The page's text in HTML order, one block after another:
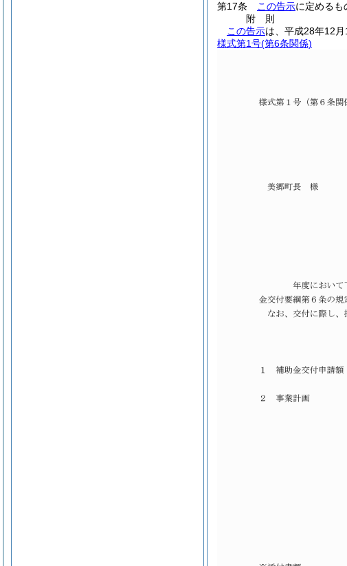
第17条
この告示に定めるも
附 則
この告示は、平成28年12月
様式第1号(第6条関係)